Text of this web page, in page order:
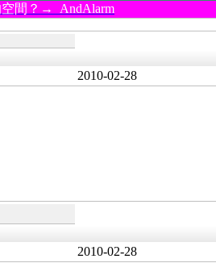
空間？→ AndAlarm
2010-02-28
2010-02-28